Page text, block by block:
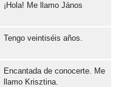
¡Hola! Me llamo János
Error loading: "https://www.idiomaspc.com/curso-aprender-hungaro-basico/audio/3005.mp3"
Tengo veintiséis años.
Encantada de conocerte. Me
llamo Krisztina.